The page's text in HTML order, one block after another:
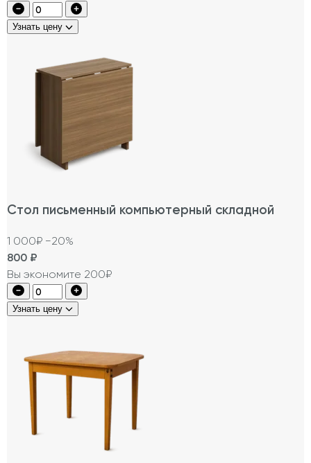
Узнать цену
Стол письменный компьютерный складной
1 000₽ −20%
800 ₽
Вы экономите 200₽
Узнать цену